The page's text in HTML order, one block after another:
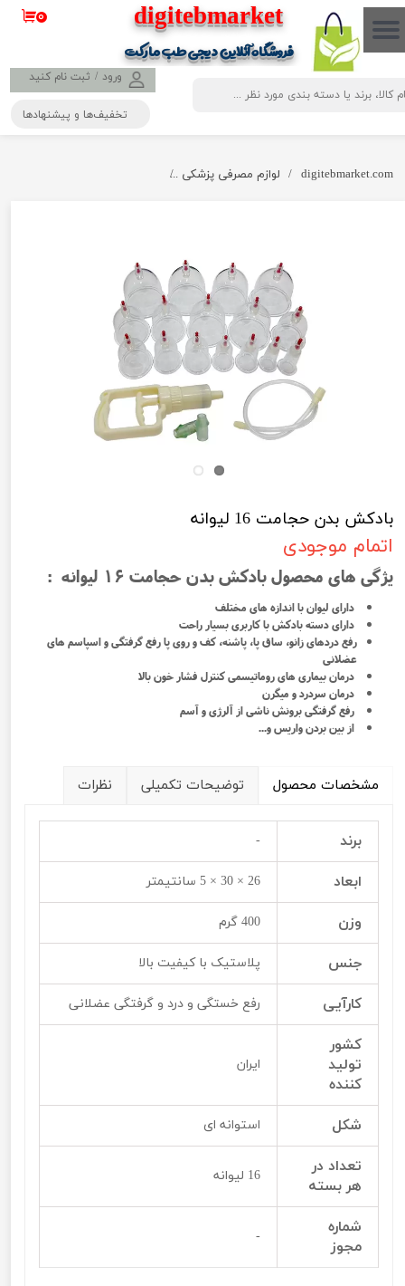
​​​​​​​​digitebmarket
فروشگاه آنلاین دیجی طب مارکت
ورود / ثبت نام کنید
حساب کاربری من
تغییر گذر واژه
۰
تخفیف‌ها و پیشنهادها
digitebmarket.com لوازم مصرفی پزشکی
بادکش بدن حجامت 16 لیوانه
اتمام موجودی
یژگی های محصول بادکش بدن حجامت 16 لیوانه :
دارای لیوان با اندازه های مختلف
دارای دسته بادکش با کاربری بسیار راحت
رفع دردهای زانو، ساق پا، پاشنه، کف و روی پا رفع گرفتگی و اسپاسم های
عضلانی
درمان بیماری های روماتیسمی کنترل فشار خون بالا
درمان سردرد و میگرن
رفع گرفتگی برونش ناشی از آلرژی و آسم
از بین بردن واریس و...
مشخصات محصول توضیحات تکمیلی نظرات
برند -
ابعاد 26 × 30 × 5 سانتیمتر
وزن 400 گرم
جنس پلاستیک با کیفیت بالا
کارآیی رفع خستگی و درد و گرفتگی عضلانی
کشور
تولید
کننده
ایران
شکل استوانه ای
تعداد در
هر بسته
16 لیوانه
شماره
مجوز
-